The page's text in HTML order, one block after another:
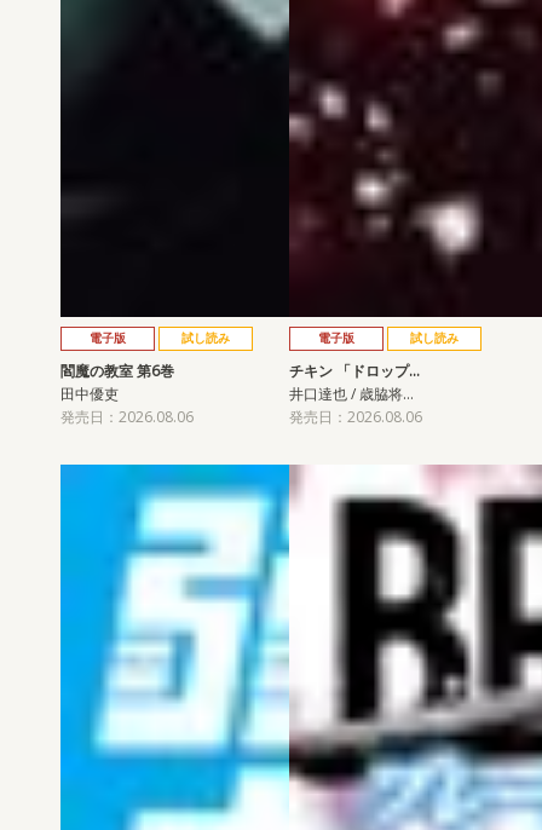
電子版 試し読み
閻魔の教室 第6巻
田中優吏
発売日：2026.08.06
電子版 試し読み
チキン 「ドロップ…
井口達也 / 歳脇将…
発売日：2026.08.06